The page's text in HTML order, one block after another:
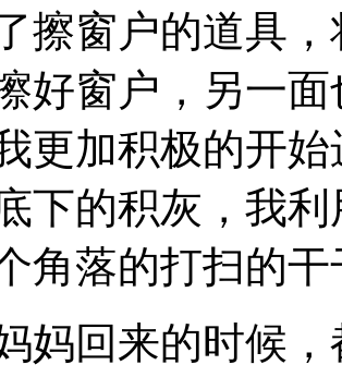
擦窗户的道具
好窗户，另一
更加积极的开
下的积灰，我
角落的打扫的
妈回来的时候